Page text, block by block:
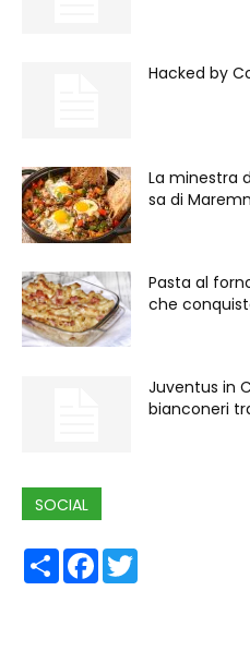
Hacked by
La minestra
sa di
Pasta al
che
Juventus in
bianconeri
SOCIAL
ShareFacebook